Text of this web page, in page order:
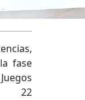
fase
22